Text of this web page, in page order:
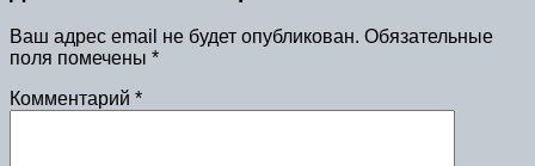
Ваш адрес email не будет опубликован. Обязательные
поля помечены *
Комментарий *